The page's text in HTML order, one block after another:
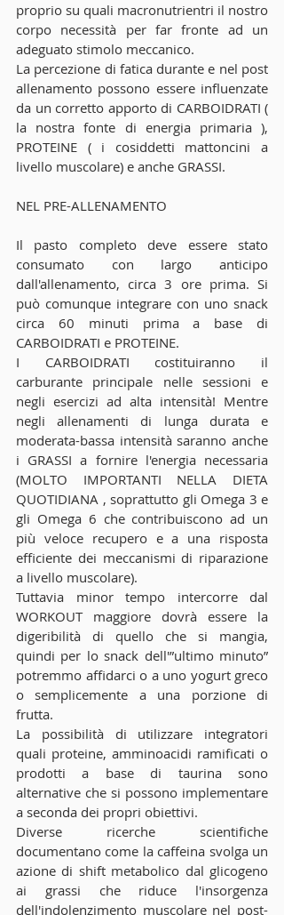
proprio su quali macronutrientri il nostro
corpo necessità per far fronte ad un
adeguato stimolo meccanico.
La percezione di fatica durante e nel post
allenamento possono essere influenzate
da un corretto apporto di CARBOIDRATI (
la nostra fonte di energia primaria ),
PROTEINE ( i cosiddetti mattoncini a
livello muscolare) e anche GRASSI.
NEL PRE-ALLENAMENTO
Il pasto completo deve essere stato
consumato con largo anticipo
dall'allenamento, circa 3 ore prima. Si
può comunque integrare con uno snack
circa 60 minuti prima a base di
CARBOIDRATI e PROTEINE.
I CARBOIDRATI costituiranno il
carburante principale nelle sessioni e
negli esercizi ad alta intensità! Mentre
negli allenamenti di lunga durata e
moderata-bassa intensità saranno anche
i GRASSI a fornire l'energia necessaria
(MOLTO IMPORTANTI NELLA DIETA
QUOTIDIANA , soprattutto gli Omega 3 e
gli Omega 6 che contribuiscono ad un
più veloce recupero e a una risposta
efficiente dei meccanismi di riparazione
a livello muscolare).
Tuttavia minor tempo intercorre dal
WORKOUT maggiore dovrà essere la
digeribilità di quello che si mangia,
quindi per lo snack dell'”ultimo minuto”
potremmo affidarci o a uno yogurt greco
o semplicemente a una porzione di
frutta.
La possibilità di utilizzare integratori
quali proteine, amminoacidi ramificati o
prodotti a base di taurina sono
alternative che si possono implementare
a seconda dei propri obiettivi.
Diverse ricerche scientifiche
documentano come la caffeina svolga un
azione di shift metabolico dal glicogeno
ai grassi che riduce l'insorgenza
dell'indolenzimento muscolare nel post-